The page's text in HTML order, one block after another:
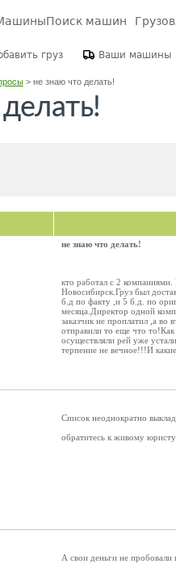
Поиск машин
груз Ваши машины
> не знаю что делать!
не знаю что делать!
кто работал с 2
Новосибирск.Груз был
б.д по факту ,и 5 б.д. по
месяца.Директор одной
заказчик не проплатил ,а
отправили то еще что
осуществляли рей уже
терпение не вечное!!!И
Список неоднократно
обратитесь к живому юристу
А свои деньги не пробовали